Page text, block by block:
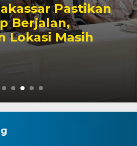
Pastikan
Berjalan,
Lokasi Masih